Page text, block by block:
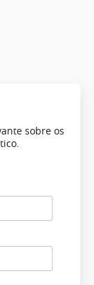
sobre os